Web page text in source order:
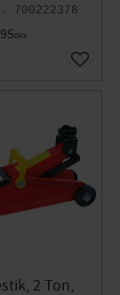
700222378
95DKK
Gem
2 Ton,